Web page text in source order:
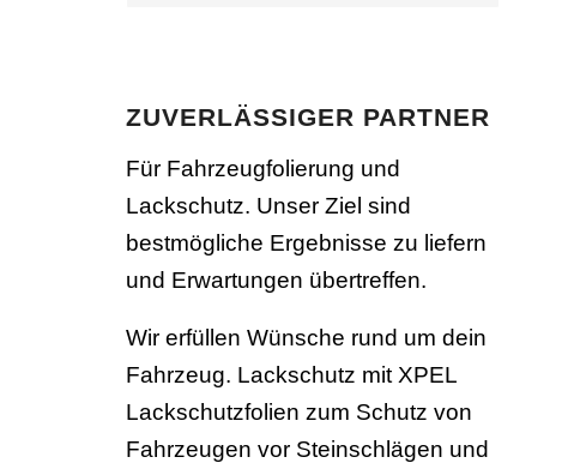
ZUVERLÄSSIGER PARTNER
Für Fahrzeugfolierung und
Lackschutz. Unser Ziel sind
bestmögliche Ergebnisse zu liefern
und Erwartungen übertreffen.
Wir erfüllen Wünsche rund um dein
Fahrzeug. Lackschutz mit XPEL
Lackschutzfolien zum Schutz von
Fahrzeugen vor Steinschlägen und